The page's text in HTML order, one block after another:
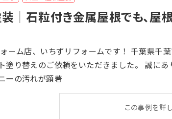
｜石粒付き金属屋根でも、屋
頼をいただきました。 誠にありがとうございます！
ーの汚れが顕著
この事例を詳